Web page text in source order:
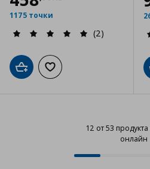
1175 точки
(2)
Добави в кошницата
Добави към списъка с
12 от 53
онлайн
12
Progress: